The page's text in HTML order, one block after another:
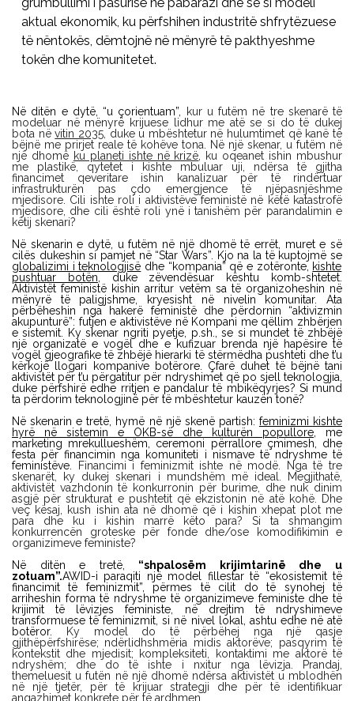
aktual ekonomik, ku përfshihen industritë shfrytëzuese
të nëntokës, dëmtojnë në mënyrë të pakthyeshme
tokën dhe komunitetet.
Në ditën e dytë, “u çorientuam”,
kur u futëm në tre skenarë të
modeluar në mënyrë krijuese lidhur me atë se si do të dukej
bota nëvitin 2035, duke u mbështetur në hulumtimet që kanë të
bëjnë me prirjet reale të kohëve tona. Në një skenar, u futëm në
një dhomë ku planeti ishte në krizë , ku oqeanet ishin mbushur
me plastikë, qytetet i kishte mbuluar uji, ndërsa të gjitha
financimet qeveritare ishin kanalizuar për të rindërtuar
infrastrukturën pas çdo emergjence të njëpasnjëshme
mjedisore. Cili ishte roli i aktivistëve feministë në këtë katastrofë
mjedisore, dhe cili është roli ynë i tanishëm për parandalimin e
këtij skenari?
Në skenarin e dytë, u futëm në një dhomë të errët, muret e së
cilës dukeshin si pamjet në “Star Wars”. Kjo na la të kuptojmë se
globalizimi i teknologjisë dhe “kompania” që e zotëronte, kishte
pushtuar botën,
duke zëvendësuar kështu komb-shtetet.
Aktivistët feministë kishin arritur vetëm sa të organizoheshin në
mënyrë të paligjshme, kryesisht në nivelin komunitar. Ata
përbëheshin nga hakerë feministë dhe përdornin “aktivizmin
akupunturë”: futjen e aktivistëve në Kompani me qëllim zhbërjen
e sistemit. Ky skenar ngriti pyetje, p.sh., se si mundet të zhbëjë
një organizatë e vogël dhe e kufizuar brenda një hapësire të
vogël gjeografike të zhbëjë hierarki të stërmëdha pushteti dhe t’u
kërkojë llogari kompanive botërore. Çfarë duhet të bëjnë tani
aktivistët për t’u përgatitur për ndryshimet që po sjell teknologjia,
duke përfshirë edhe rritjen e pandalur të mbikëqyrjes? Si mund
ta përdorim teknologjinë për të mbështetur kauzën tonë?
Në skenarin e tretë, hymë në një skenë partish: feminizmi kishte
hyrë në sistemin e OKB-së dhe kulturën popullore,
me
marketing mrekullueshëm, ceremoni përrallore çmimesh, dhe
festa për financimin nga komuniteti i nismave të ndryshme të
feministëve.
Financimi i feminizmit ishte në modë. Nga të tre
skenarët, ky dukej skenari i mundshëm më ideal. Megjithatë,
aktivistët vazhdonin të konkurronin për burime, dhe nuk dinim
asgjë për strukturat e pushtetit që ekzistonin në atë kohë. Dhe
veç kësaj, kush ishin ata në dhomë që i kishin xhepat plot me
para dhe ku i kishin marrë këto para? Si ta shmangim
konkurrencën groteske për fonde dhe/ose komodifikimin e
organizimeve feministe?
Në ditën e tretë, “shpalosëm krijimtarinë dhe u
zotuam”.AWID-i paraqiti një model fillestar të “ekosistemit të
financimit të feminizmit”, përmes të cilit do të synohej të
arriheshin forma të ndryshme të organizimeve feministe dhe të
krijimit të lëvizjes feministe, në drejtim të ndryshimeve
transformuese të feminizmit, si në nivel lokal, ashtu edhe në atë
botëror.
Ky model do të përbëhej nga një qasje
gjithëpërfshirëse; ndërlidhshmëria midis aktorëve; pasqyrim të
kontekstit dhe mjedisit; kompleksiteti, kontaktimi me aktorë të
ndryshëm; dhe do të ishte i nxitur nga lëvizja. Prandaj,
themeluesit u futën në një dhomë ndërsa aktivistët u mblodhën
në një tjetër, për të krijuar strategji dhe për të identifikuar
angazhimet konkrete për të ardhmen.